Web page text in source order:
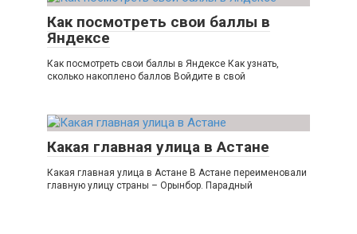
Как посмотреть свои баллы в
Яндексе
Как посмотреть свои баллы в Яндексе Как узнать,
сколько накоплено баллов Войдите в свой
Какая главная улица в Астане
Какая главная улица в Астане В Астане переименовали
главную улицу страны – Орынбор. Парадный